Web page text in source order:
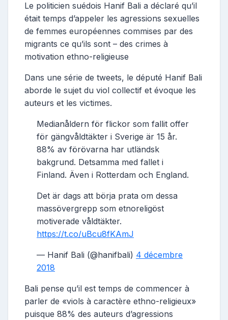
Le politicien suédois Hanif Bali a déclaré qu’il
était temps d’appeler les agressions sexuelles
de femmes européennes commises par des
migrants ce qu’ils sont – des crimes à
motivation ethno-religieuse
Dans une série de tweets, le député Hanif Bali
aborde le sujet du viol collectif et évoque les
auteurs et les victimes.
Medianåldern för flickor som fallit offer
för gängvåldtäkter i Sverige är 15 år.
88% av förövarna har utländsk
bakgrund. Detsamma med fallet i
Finland. Även i Rotterdam och England.
Det är dags att börja prata om dessa
massövergrepp som etnoreligöst
motiverade våldtäkter.
https://t.co/uBcu8fKAmJ
— Hanif Bali (@hanifbali) 4 décembre
2018
Bali pense qu’il est temps de commencer à
parler de «viols à caractère ethno-religieux»
puisque 88% des auteurs d’agressions